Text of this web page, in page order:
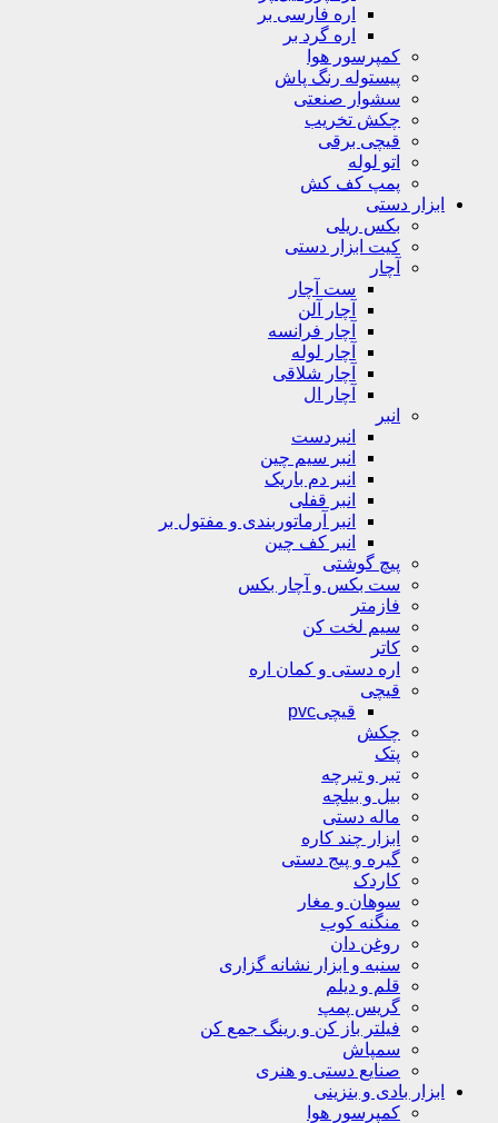
اره فارسی بر
اره گرد بر
کمپرسور هوا
پیستوله رنگ پاش
سشوار صنعتی
چکش تخریب
قیچی برقی
اتو لوله
پمپ کف کش
ابزار دستی
بکس ریلی
کیت ابزار دستی
آچار
ست آچار
آچار آلن
آچار فرانسه
آچار لوله
آچار شلاقی
آچار ال
انبر
انبردست
انبر سیم چین
انبر دم باریک
انبر قفلی
انبر آرماتوربندی و مفتول بر
انبر کف چین
پیچ گوشتی
ست بکس و آچار بکس
فازمتر
سیم لخت کن
کاتر
اره دستی و کمان اره
قیچی
قیچیpvc
چکش
پتک
تبر و تبرچه
بیل و بیلچه
ماله دستی
ابزار چند کاره
گیره و پیج دستی
کاردک
سوهان و مغار
منگنه کوب
روغن دان
سنبه و ابزار نشانه گزاری
قلم و دیلم
گریس پمپ
فیلتر باز کن و رینگ جمع کن
سمپاش
صنایع دستی و هنری
ابزار بادی و بنزینی
کمپرسور هوا